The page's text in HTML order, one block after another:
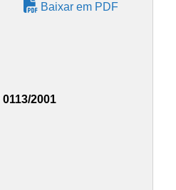
Baixar em PDF
0113/2001